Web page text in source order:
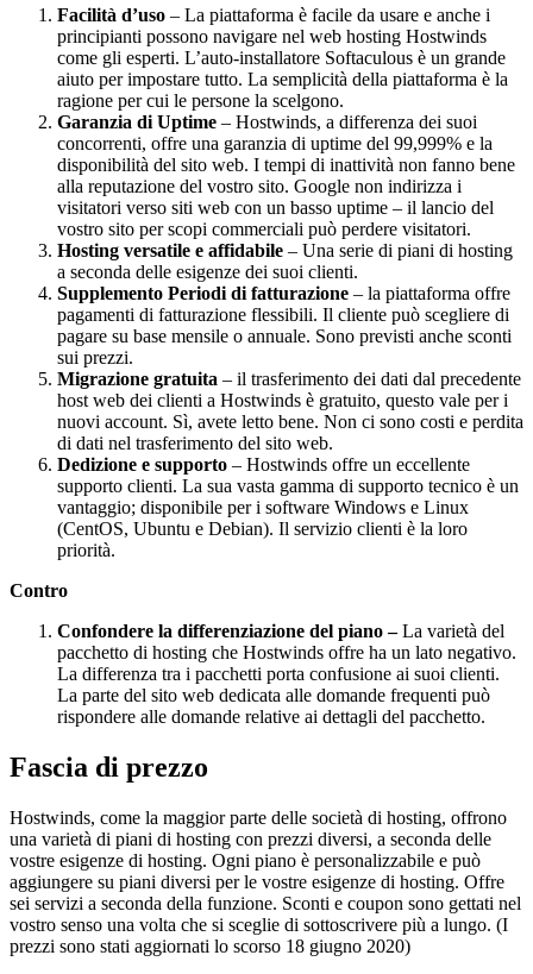
Facilità d’uso – La piattaforma è facile da usare e anche i
principianti possono navigare nel web hosting Hostwinds
come gli esperti. L’auto-installatore Softaculous è un grande
aiuto per impostare tutto. La semplicità della piattaforma è la
ragione per cui le persone la scelgono.
Garanzia di Uptime – Hostwinds, a differenza dei suoi
concorrenti, offre una garanzia di uptime del 99,999% e la
disponibilità del sito web. I tempi di inattività non fanno bene
alla reputazione del vostro sito. Google non indirizza i
visitatori verso siti web con un basso uptime – il lancio del
vostro sito per scopi commerciali può perdere visitatori.
Hosting versatile e affidabile – Una serie di piani di hosting
a seconda delle esigenze dei suoi clienti.
Supplemento Periodi di fatturazione – la piattaforma offre
pagamenti di fatturazione flessibili. Il cliente può scegliere di
pagare su base mensile o annuale. Sono previsti anche sconti
sui prezzi.
Migrazione gratuita – il trasferimento dei dati dal precedente
host web dei clienti a Hostwinds è gratuito, questo vale per i
nuovi account. Sì, avete letto bene. Non ci sono costi e perdita
di dati nel trasferimento del sito web.
Dedizione e supporto – Hostwinds offre un eccellente
supporto clienti. La sua vasta gamma di supporto tecnico è un
vantaggio; disponibile per i software Windows e Linux
(CentOS, Ubuntu e Debian). Il servizio clienti è la loro
priorità.
Contro
Confondere la differenziazione del piano –La varietà del
pacchetto di hosting che Hostwinds offre ha un lato negativo.
La differenza tra i pacchetti porta confusione ai suoi clienti.
La parte del sito web dedicata alle domande frequenti può
rispondere alle domande relative ai dettagli del pacchetto.
Fascia di prezzo
Hostwinds, come la maggior parte delle società di hosting, offrono
una varietà di piani di hosting con prezzi diversi, a seconda delle
vostre esigenze di hosting. Ogni piano è personalizzabile e può
aggiungere su piani diversi per le vostre esigenze di hosting. Offre
sei servizi a seconda della funzione. Sconti e coupon sono gettati nel
vostro senso una volta che si sceglie di sottoscrivere più a lungo. (I
prezzi sono stati aggiornati lo scorso 18 giugno 2020)